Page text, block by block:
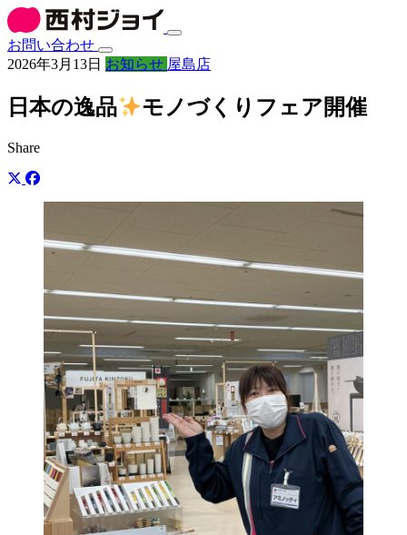
お問い合わせ
2026年3月13日 お知らせ 屋島店
日本の逸品 モノづくりフェア開催
Share